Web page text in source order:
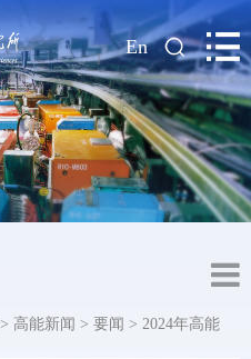
| En
> 高能新闻 > 要闻 > 2024年高能